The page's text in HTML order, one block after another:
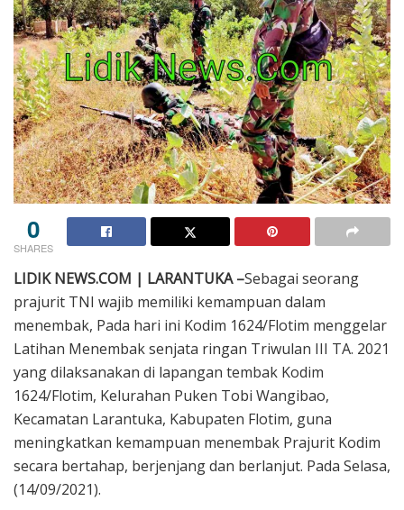
0
SHARES
LIDIK NEWS.COM | LARANTUKA –Sebagai seorang
prajurit TNI wajib memiliki kemampuan dalam
menembak, Pada hari ini Kodim 1624/Flotim menggelar
Latihan Menembak senjata ringan Triwulan III TA. 2021
yang dilaksanakan di lapangan tembak Kodim
1624/Flotim, Kelurahan Puken Tobi Wangibao,
Kecamatan Larantuka, Kabupaten Flotim, guna
meningkatkan kemampuan menembak Prajurit Kodim
secara bertahap, berjenjang dan berlanjut. Pada Selasa,
(14/09/2021).